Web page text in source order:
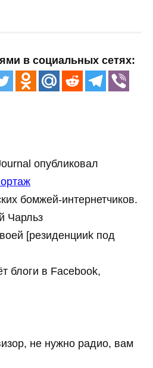
в социальных сетях:
опубликовал
бомжей-интернетчиков.
Чарльз
[резиденцииk под
блоги в Facebook,
не нужно радио, вам